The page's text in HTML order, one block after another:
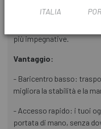
gravel al bikepacking di
più impegnative.
Vantaggio:
- Baricentro basso:
migliora la stabilità e la
- Accesso rapido: i tuoi
portata di mano, senza
ITALIA